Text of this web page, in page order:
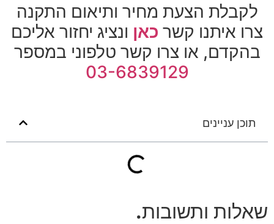
לקבלת הצעת מחיר ותיאום התקנה
צרו איתנו קשר כאן ונציג יחזור אליכם
בהקדם, או צרו קשר טלפוני במספר
03-6839129
תוכן עניינים
שאלות ותשובות.